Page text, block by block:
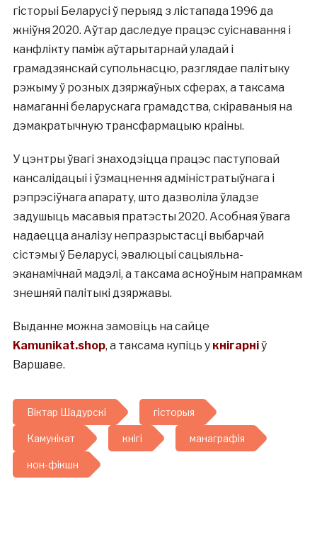
гісторыі Беларусі ў перыяд з лістапада 1996 да
жніўня 2020. Аўтар даследуе працэс суіснавання і
канфлікту паміж аўтарытарнай уладай і
грамадзянскай супольнасцю, разглядае палітыку
рэжыму ў розных дзяржаўных сферах, а таксама
намаганні беларускага грамадства, скіраваныя на
дэмакратычную трансфармацыю краіны.
У цэнтры ўвагі знаходзіцца працэс паступовай
кансалідацыі і ўзмацнення адміністратыўнага і
рэпрэсіўнага апарату, што дазволіла ўладзе
задушыць масавыя пратэсты 2020. Асобная ўвага
надаецца аналізу непразрыстасці выбарчай
сістэмы ў Беларусі, эвалюцыі сацыяльна-
эканамічнай мадэлі, а таксама асноўным напрамкам
знешняй палітыкі дзяржавы.
Выданне можна замовіць на сайце
Kamunikat.shop, а таксама купіць у кнігарніў
Варшаве.
Віктар Шадурскі гісторыя
Камунікат кнігі манаграфія
нон-фікшн